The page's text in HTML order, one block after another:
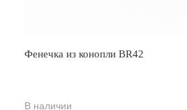
Фенечка из конопли BR42
В наличии